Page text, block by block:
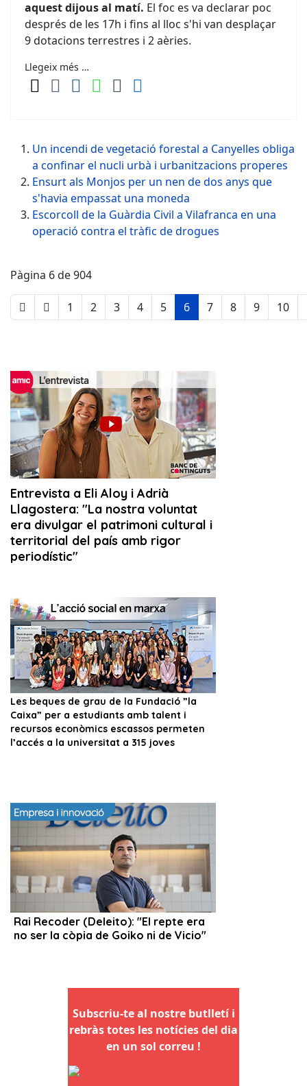
aquest dijous al matí. El foc es va declarar poc
després de les 17h i fins al lloc s'hi van desplaçar
9 dotacions terrestres i 2 aèries.
Llegeix més …
Un incendi de vegetació forestal a Canyelles obliga
a confinar el nucli urbà i urbanitzacions properes
Ensurt als Monjos per un nen de dos anys que
s'havia empassat una moneda
Escorcoll de la Guàrdia Civil a Vilafranca en una
operació contra el tràfic de drogues
Pàgina 6 de 904
1 2 3 4 5 6 7 8 9 10
Subscriu-te al nostre butlletí i
rebràs totes les notícies del dia
en un sol correu !